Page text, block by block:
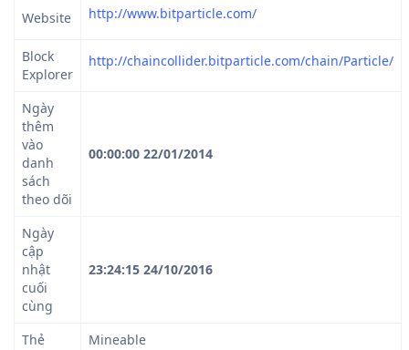
Website http://www.bitparticle.com/
Block
Explorer
http://chaincollider.bitparticle.com/chain/Particle/
Ngày
thêm
vào
danh
sách
theo dõi
00:00:00 22/01/2014
Ngày
cập
nhật
cuối
cùng
23:24:15 24/10/2016
Thẻ Mineable